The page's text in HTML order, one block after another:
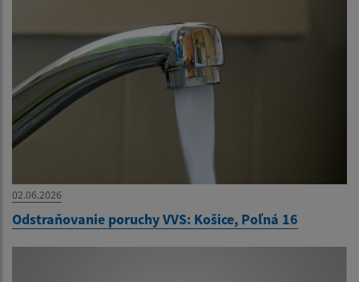
02.06.2026
Odstraňovanie poruchy VVS: Košice, Poľná 16